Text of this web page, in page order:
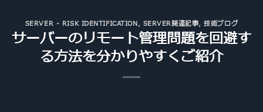
SERVER - RISK IDENTIFICATION, SERVER関連記事,技術ブログ
サーバーのリモート管理問題を回避す
る方法を分かりやすくご紹介